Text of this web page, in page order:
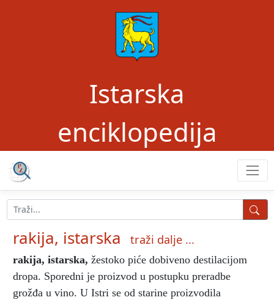
Istarska
enciklopedija
rakija, istarska traži dalje ...
rakija, istarska, žestoko piće dobiveno destilacijom
dropa. Sporedni je proizvod u postupku preradbe
grožđa u vino. U Istri se od starine proizvodila